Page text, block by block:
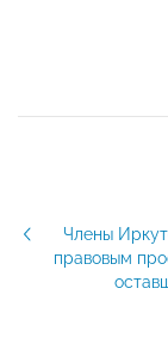
Члены
правовым